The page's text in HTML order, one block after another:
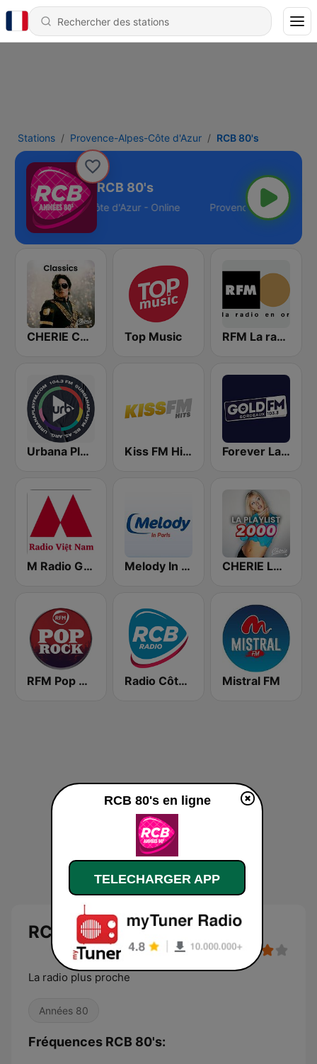
Stations Provence-Alpes-Côte d'Azur RCB 80's
RCB 80's
Provence-Alpes-Côte d'Azur - Online
CHERIE CLASSICS Top Music RFM La radio en Or
Urbana Play 104.3 FM Kiss FM Hits Forever La Radio
M Radio Giải Trí Việt Nam Melody In Paris CHERIE LA PLAYLIST 2000's
RFM Pop Rock Radio Côte Bleue RCB Mistral FM
RCB 80's
La radio plus proche
Années 80
Fréquences RCB 80's:
RCB 80's en ligne
TELECHARGER APP